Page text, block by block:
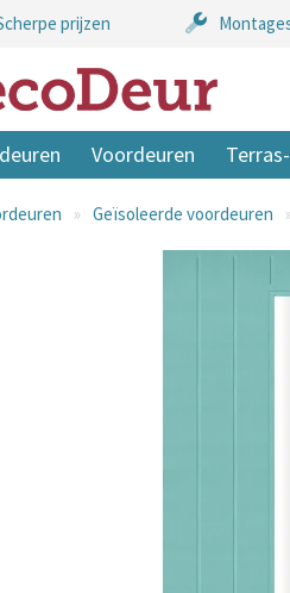
prijzen
Voordeuren
Geïsoleerde voordeuren